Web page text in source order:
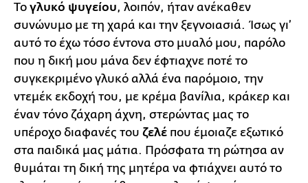
Το γλυκό ψυγείου, λοιπόν, ήταν ανέκαθεν
συνώνυμο με τη χαρά και την ξεγνοιασιά. Ίσως γι’
αυτό το έχω τόσο έντονα στο μυαλό μου, παρόλο
που η δική μου μάνα δεν έφτιαχνε ποτέ το
συγκεκριμένο γλυκό αλλά ένα παρόμοιο, την
ντεμέκ εκδοχή του, με κρέμα βανίλια, κράκερ και
έναν τόνο ζάχαρη άχνη, στερώντας μας το
υπέροχο διαφανές του ζελέ που έμοιαζε εξωτικό
στα παιδικά μας μάτια. Πρόσφατα τη ρώτησα αν
θυμάται τη δική της μητέρα να φτιάχνει αυτό το